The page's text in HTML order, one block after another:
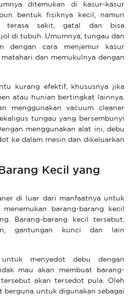
ditemukan di kasur-kasur
bentuk fisiknya kecil, namun
terasa sakit, gatal dan bisa
di tubuh. Umumnya, tungau dan
dengan cara menjemur kasur
dan memukulnya dengan
kurang efektif, khususnya jika
atau hunian bertingkat lainnya.
menggunakan vacuum cleaner
tungau yang bersembunyi
menggunakan alat ini, debu
ke dalam mesin dan dikeluarkan
Kecil yang
di luar dari manfaatnya untuk
barang-barang kecil
Barang-barang kecil tersebut,
gantungan kunci dan lain
menyedot debu dengan
mau akan membuat barang-
akan tersedot pula. Oleh
berguna untuk digunakan sebagai